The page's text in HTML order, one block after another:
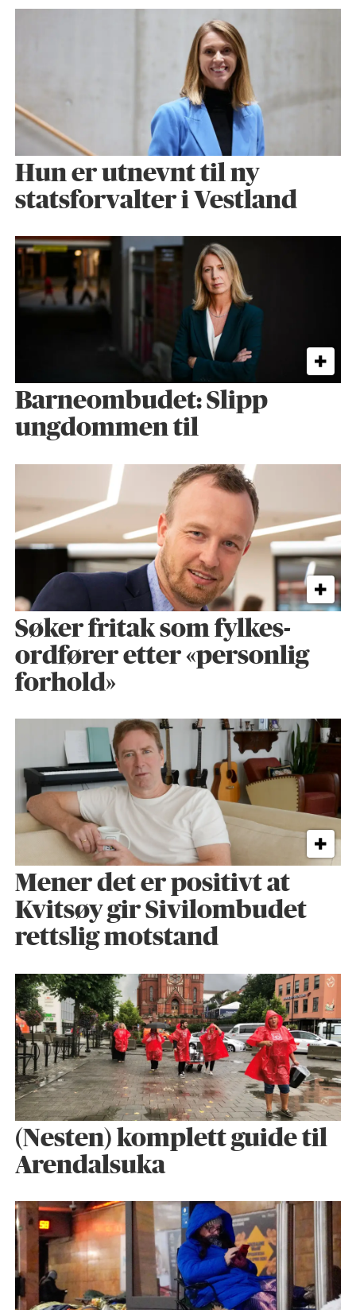
Hun er utnevnt til ny
statsforvalter i Vestland
Barneombudet: Slipp
ungdommen til
Søker fritak som fylkes­
ordfører etter «personlig
forhold»
Mener det er positivt at
Kvitsøy gir Sivilombudet
rettslig motstand
(Nesten) komplett guide til
Arendalsuka